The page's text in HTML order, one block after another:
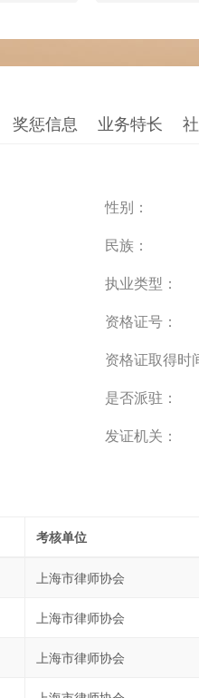
奖惩信息 业务特长
性别：
民族：
执业类型：
资格证号：
资格证取得时
是否派驻：
发证机关：
考核单位
上海市律师协会
上海市律师协会
上海市律师协会